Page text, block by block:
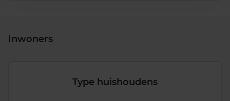
Inwoners
Type huishoudens